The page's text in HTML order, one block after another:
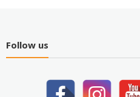
Follow us